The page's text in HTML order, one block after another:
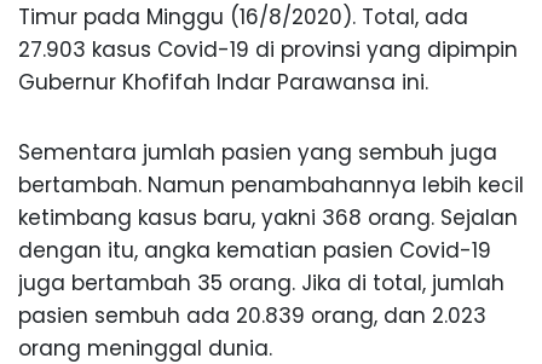
Timur pada Minggu (16/8/2020). Total, ada
27.903 kasus Covid-19 di provinsi yang dipimpin
Gubernur Khofifah Indar Parawansa ini.
Sementara jumlah pasien yang sembuh juga
bertambah. Namun penambahannya lebih kecil
ketimbang kasus baru, yakni 368 orang. Sejalan
dengan itu, angka kematian pasien Covid-19
juga bertambah 35 orang. Jika di total, jumlah
pasien sembuh ada 20.839 orang, dan 2.023
orang meninggal dunia.